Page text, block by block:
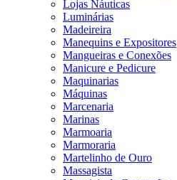
Lojas Náuticas
Luminárias
Madeireira
Manequins e Expositores
Mangueiras e Conexões
Manicure e Pedicure
Maquinarias
Máquinas
Marcenaria
Marinas
Marmoaria
Marmoraria
Martelinho de Ouro
Massagista